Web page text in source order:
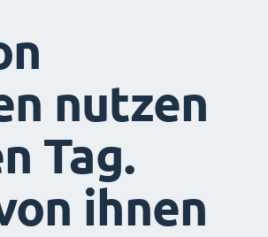
nutzen
Tag.
ihnen